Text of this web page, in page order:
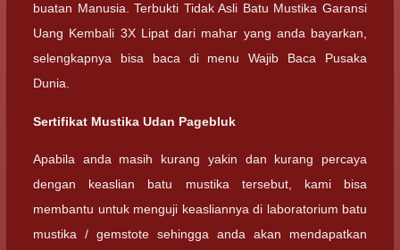
buatan Manusia. Terbukti Tidak Asli Batu Mustika Garansi
Uang Kembali 3X Lipat dari mahar yang anda bayarkan,
selengkapnya bisa baca di menu Wajib Baca Pusaka
Dunia.
Sertifikat Mustika Udan Pagebluk
Apabila anda masih kurang yakin dan kurang percaya
dengan keaslian batu mustika tersebut, kami bisa
membantu untuk menguji keasliannya di laboratorium batu
mustika / gemstote sehingga anda akan mendapatkan